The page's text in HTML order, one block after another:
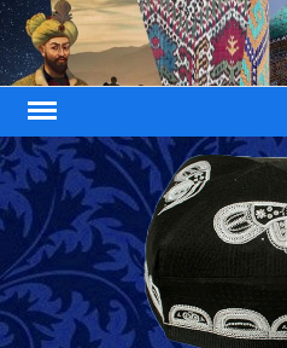
Skip
to
content